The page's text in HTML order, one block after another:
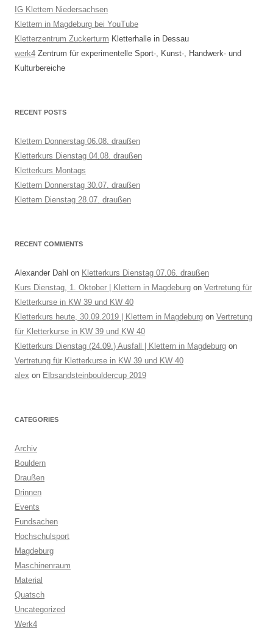
IG Klettern Niedersachsen
Klettern in Magdeburg bei YouTube
Kletterzentrum Zuckerturm Kletterhalle in Dessau
werk4 Zentrum für experimentelle Sport-, Kunst-, Handwerk- und
Kulturbereiche
RECENT POSTS
Klettern Donnerstag 06.08. draußen
Kletterkurs Dienstag 04.08. draußen
Kletterkurs Montags
Klettern Donnerstag 30.07. draußen
Klettern Dienstag 28.07. draußen
RECENT COMMENTS
Alexander Dahl on Kletterkurs Dienstag 07.06. draußen
Kurs Dienstag, 1. Oktober | Klettern in Magdeburg on Vertretung für
Kletterkurse in KW 39 und KW 40
Kletterkurs heute, 30.09.2019 | Klettern in Magdeburg on Vertretung
für Kletterkurse in KW 39 und KW 40
Kletterkurs Dienstag (24.09.) Ausfall | Klettern in Magdeburg on
Vertretung für Kletterkurse in KW 39 und KW 40
alex on Elbsandsteinbouldercup 2019
CATEGORIES
Archiv
Bouldern
Draußen
Drinnen
Events
Fundsachen
Hochschulsport
Magdeburg
Maschinenraum
Material
Quatsch
Uncategorized
Werk4